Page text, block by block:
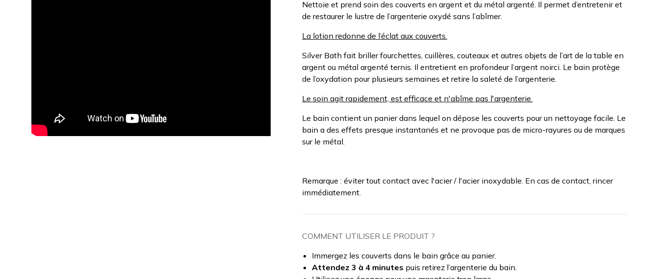
Nettoie et prend soin des couverts en argent et du métal argenté. Il permet d’entretenir et
de restaurer le lustre de l’argenterie oxydé sans l’abîmer.
La lotion redonne de l’éclat aux couverts.
Silver Bath fait briller fourchettes, cuillères, couteaux et autres objets de l’art de la table en
argent ou métal argenté ternis. Il entretient en profondeur l’argent noirci. Le bain protège
de l’oxydation pour plusieurs semaines et retire la saleté de l’argenterie.
Le soin agit rapidement, est efficace et n'abîme pas l'argenterie.
Le bain contient un panier dans lequel on dépose les couverts pour un nettoyage facile. Le
bain a des effets presque instantanés et ne provoque pas de micro-rayures ou de marques
sur le métal.
Remarque : éviter tout contact avec l'acier / l'acier inoxydable. En cas de contact, rincer
immédiatement.
COMMENT UTILISER LE PRODUIT ?
Immergez les couverts dans le bain grâce au panier.
Attendez 3 à 4 minutes puis retirez l’argenterie du bain.